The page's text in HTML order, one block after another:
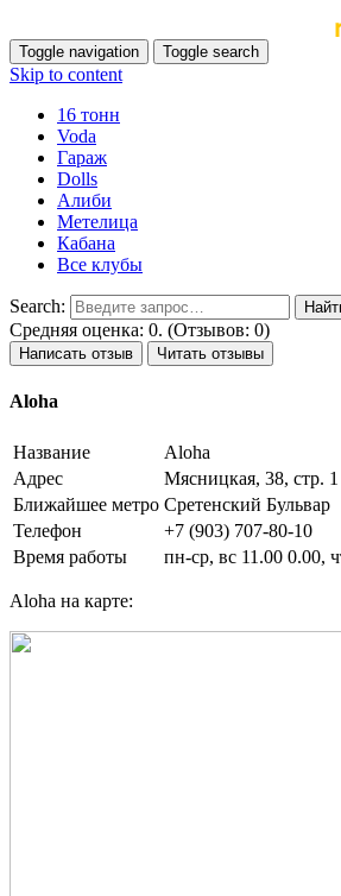
Toggle navigation Toggle search
Skip to content
16 тонн
Voda
Гараж
Dolls
Алиби
Метелица
Кабана
Все клубы
Search:
Средняя оценка: 0. (Отзывов: 0)
Написать отзыв Читать отзывы
Aloha
Название
Aloha
Адрес
Мясницкая, 38, стр. 1
Ближайшее метро Сретенский Бульвар
Телефон
+7 (903) 707-80-10
Время работы
пн-ср, вс 11.00 0.00,
Aloha на карте: